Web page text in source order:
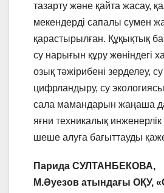
тазарту және қайта жасау,
мекендерді сапалы сумен
қарастырылған. Құқықтық
су нарығын құру жөніндегі
озық тәжірибені зерделеу,
цифрландыру, су
сала мамандарын жаңаша
яғни техникалық
шеше алуға бағыттауды
Парида СУЛТАНБЕКОВА,
М.Әуезов атындағы ОҚУ,